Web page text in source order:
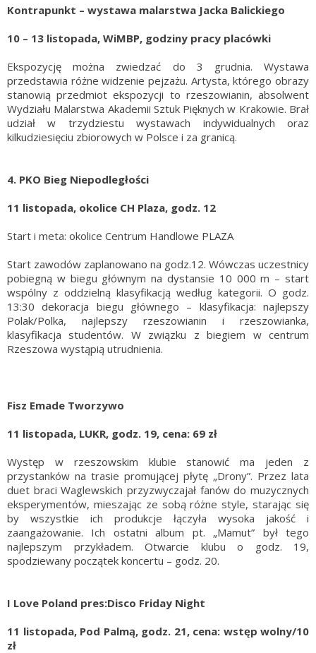
Kontrapunkt – wystawa malarstwa Jacka Balickiego
10 – 13 listopada, WiMBP, godziny pracy placówki
Ekspozycję można zwiedzać do 3 grudnia. Wystawa
przedstawia różne widzenie pejzażu. Artysta, którego obrazy
stanowią przedmiot ekspozycji to rzeszowianin, absolwent
Wydziału Malarstwa Akademii Sztuk Pięknych w Krakowie. Brał
udział w trzydziestu wystawach indywidualnych oraz
kilkudziesięciu zbiorowych w Polsce i za granicą.
4. PKO Bieg Niepodległości
11 listopada, okolice CH Plaza, godz. 12
Start i meta: okolice Centrum Handlowe PLAZA
Start zawodów zaplanowano na godz.12. Wówczas uczestnicy
pobiegną w biegu głównym na dystansie 10 000 m – start
wspólny z oddzielną klasyfikacją według kategorii. O godz.
13:30 dekoracja biegu głównego – klasyfikacja: najlepszy
Polak/Polka, najlepszy rzeszowianin i rzeszowianka,
klasyfikacja studentów. W związku z biegiem w centrum
Rzeszowa wystąpią utrudnienia.
Fisz Emade Tworzywo
11 listopada, LUKR, godz. 19, cena: 69 zł
Występ w rzeszowskim klubie stanowić ma jeden z
przystanków na trasie promującej płytę „Drony”. Przez lata
duet braci Waglewskich przyzwyczajał fanów do muzycznych
eksperymentów, mieszając ze sobą różne style, starając się
by wszystkie ich produkcje łączyła wysoka jakość i
zaangażowanie. Ich ostatni album pt. „Mamut” był tego
najlepszym przykładem. Otwarcie klubu o godz. 19,
spodziewany początek koncertu – godz. 20.
I Love Poland pres:Disco Friday Night
11 listopada, Pod Palmą, godz. 21, cena: wstęp wolny/10
zł